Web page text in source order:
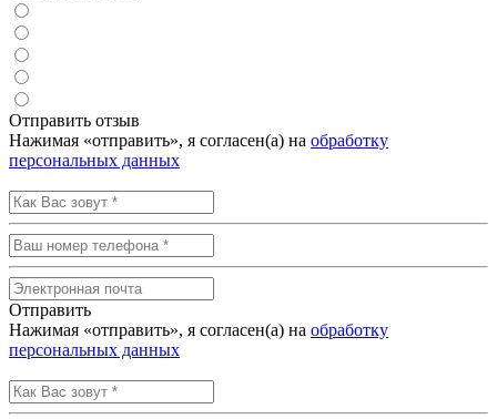
Отправить отзыв
Нажимая «отправить», я согласен(а) на обработку
персональных данных
Отправить
Нажимая «отправить», я согласен(а) на обработку
персональных данных